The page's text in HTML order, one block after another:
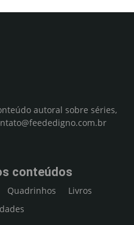
autoral sobre séries,
conteúdos
Quadrinhos
Livros